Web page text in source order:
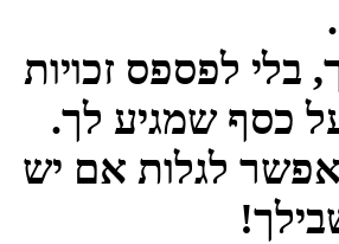
בלי לפספס זכויות
על כסף שמגיע לך.
לגלות אם יש